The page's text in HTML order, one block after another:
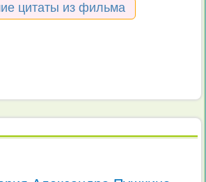
цитаты из фильма